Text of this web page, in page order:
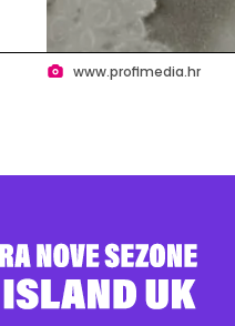
www.profimedia.hr